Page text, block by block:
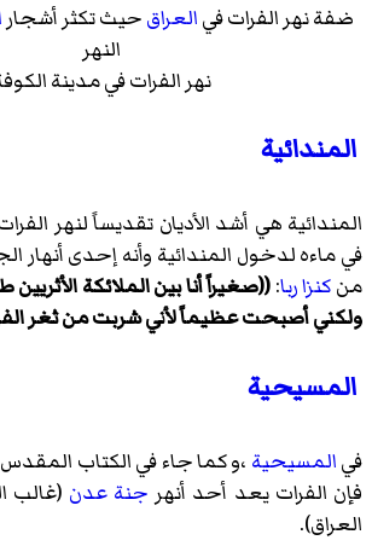
ضفة نهر الفرات فيالعراقحيث تكثر أشجار
النهر
نهر الفرات في مدينة
المندائية
المندائية هي أشد الأديان تقديساً لنهر
في ماءه لدخول المندائية وأنه إحدى أنهار
منكنزا ربا:((صغيراً أنا بين الملائكة الأثريين
ولكني أصبحت عظيماً لأني شربت من ثغر
المسيحية
فيالمسيحية
فإن الفرات يعد أحد أنهر جنة عدن (غالب
العراق).